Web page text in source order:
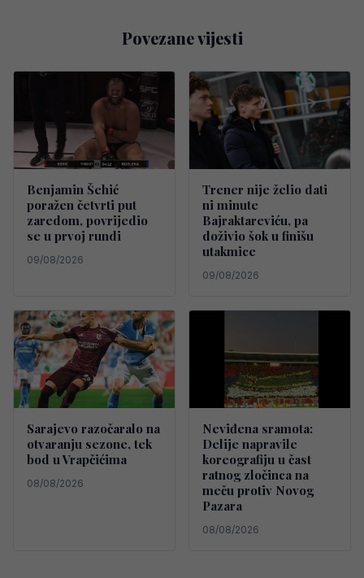
Povezane vijesti
Benjamin Šehić
poražen četvrti put
zaredom, povrijedio
se u prvoj rundi
09/08/2026
Trener nije želio dati
ni minute
Bajraktareviću, pa
doživio šok u finišu
utakmice
09/08/2026
Sarajevo razočaralo na
otvaranju sezone, tek
bod u Vrapčićima
08/08/2026
Neviđena sramota:
Delije napravile
koreografiju u čast
ratnog zločinca na
meču protiv Novog
Pazara
08/08/2026